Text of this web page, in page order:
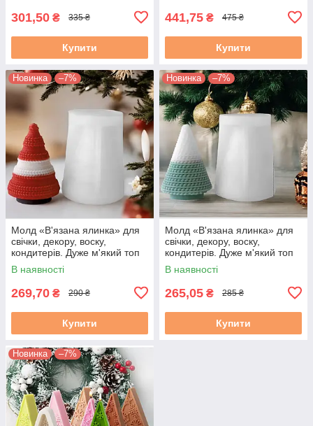
301,50 ₴ 335 ₴
Купити
441,75 ₴ 475 ₴
Купити
Новинка –7%
Молд «В'язана ялинка» для
свічки, декору, воску,
кондитерів. Дуже м'який топ
силікон. 1 шт. М. 755. Ок. 8
см
В наявності
269,70 ₴ 290 ₴
Купити
Новинка –7%
Молд «В'язана ялинка» для
свічки, декору, воску,
кондитерів. Дуже м'який топ
силікон. 1 шт. М. 7552. Ок. 8
см
В наявності
265,05 ₴ 285 ₴
Купити
Новинка –7%